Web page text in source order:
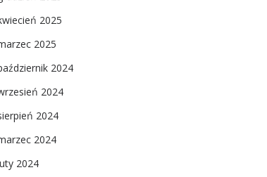
2025
2025
2024
2024
2024
2024
2024